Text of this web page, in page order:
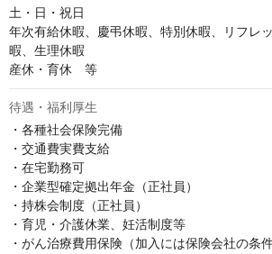
土・日・祝日
年次有給休暇、慶弔休暇、特別休暇、リフレ
暇、生理休暇
産休・育休　等
待遇・福利厚生
・各種社会保険完備
・交通費実費支給
・在宅勤務可
・企業型確定拠出年金（正社員）
・持株会制度（正社員）
・育児・介護休業、妊活制度等
・がん治療費用保険（加入には保険会社の条